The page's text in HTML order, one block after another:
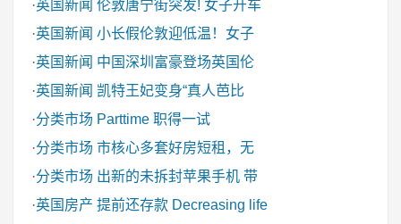
·英国新闻 伦敦唐宁街突发! 女子开车
·英国新闻 小长假伦敦迎低温！女子
·英国新闻 中国深圳富豪登场英国伦
·英国新闻 凯特王妃变身“真人芭比
·分类市场 Parttime 职得一试
·分类市场 市核心多套好房短租，无
·分类市场 出新的未拆封苹果手机 带
·英国房产 提前还存款 Decreasing life